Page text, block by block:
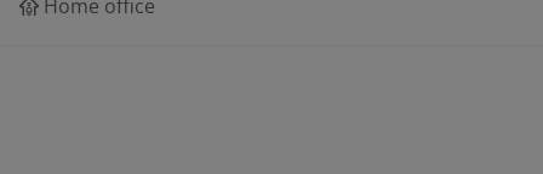
Home office